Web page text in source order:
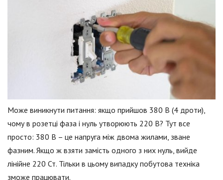
Може виникнути питання: якщо прийшов 380 В (4 дроти),
чому в розетці фаза і нуль утворюють 220 В? Тут все
просто: 380 В – це напруга між двома жилами, зване
фазним. Якщо ж взяти замість одного з них нуль, вийде
лінійне 220 Ст. Тільки в цьому випадку побутова техніка
зможе працювати.